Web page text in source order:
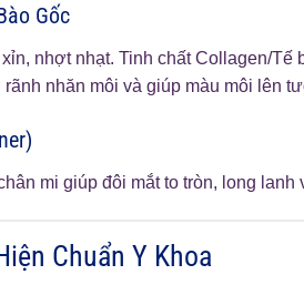
Gốc
nhợt nhạt. Tinh chất Collagen/
nhăn môi và giúp màu môi lên
mi giúp đôi mắt to tròn, long
Chuẩn Y Khoa